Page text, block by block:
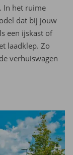
In het ruime
dat bij jouw
een ijskast of
laadklep. Zo
verhuiswagen